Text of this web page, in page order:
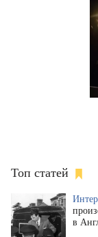
Топ статей
в